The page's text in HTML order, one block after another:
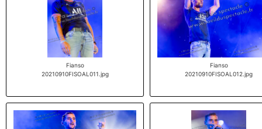
Fianso
20210910FISOAL011.jpg
Fianso
20210910FISOAL012.jpg